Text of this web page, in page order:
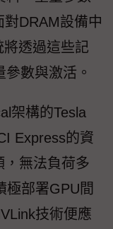
DRAM設備中
透過這些記
數與激活。
架構的Tesla
Express的資
，無法負荷多
極部署GPU間
技術便應